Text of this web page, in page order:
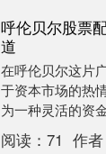
呼伦贝尔股票
道
在呼伦贝尔这片
于资本市场的热
为一种灵活的资
本地投资者扩大
要选择。本文将
阅读： 71 作者